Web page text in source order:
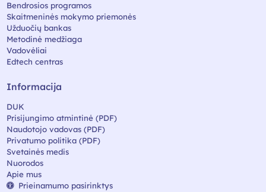
Bendrosios programos
Skaitmeninės mokymo priemonės
Užduočių bankas
Metodinė medžiaga
Vadovėliai
Edtech centras
Informacija
DUK
Prisijungimo atmintinė (PDF)
Naudotojo vadovas (PDF)
Privatumo politika (PDF)
Svetainės medis
Nuorodos
Apie mus
Prieinamumo pasirinktys